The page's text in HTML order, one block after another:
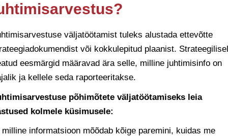
väljatöötamist tuleks alustada ettevõtte
või kokkulepitud plaanist.
eesmärgid määravad ära selle, milline juhtimisinfo on
ja kellele seda raporteeritakse.
põhimõtete väljatöötamiseks leia
kolmele küsimusele:
milline informatsioon mõõdab kõige paremini, kuidas me